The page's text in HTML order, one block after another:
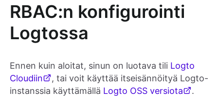
RBAC:n konfigurointi
Logtossa
Ennen kuin aloitat, sinun on luotava tili Logto
Cloudiin
, tai voit käyttää itseisännöityä Logto-
instanssia käyttämällä Logto OSS versiota .